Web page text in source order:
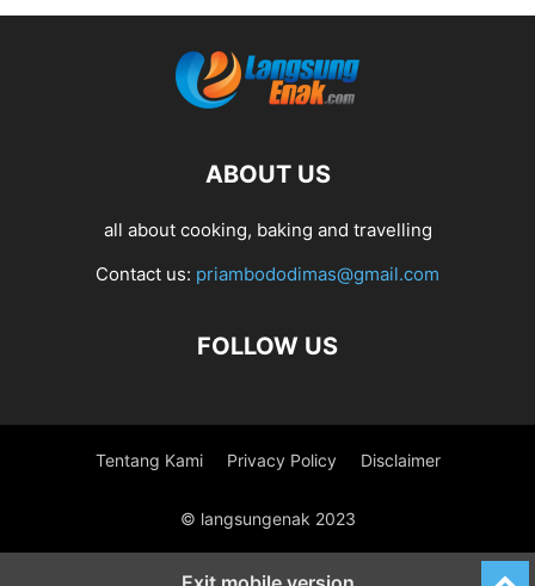
ABOUT US
all about cooking, baking and travelling
Contact us: priambododimas@gmail.com
FOLLOW US
Tentang Kami Privacy Policy Disclaimer
© langsungenak 2023